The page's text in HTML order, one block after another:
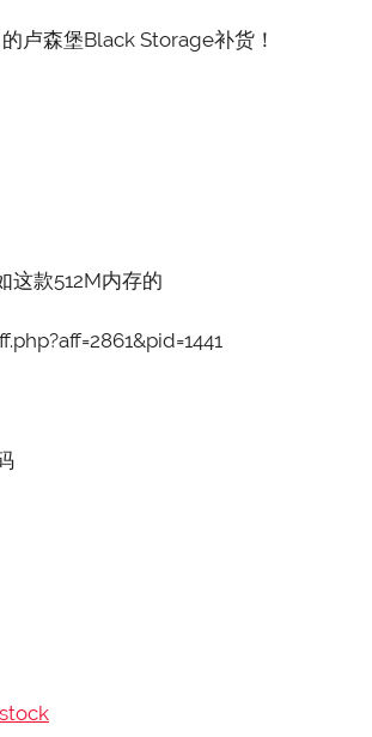
卢森堡Black Storage补货！
这款512M内存的